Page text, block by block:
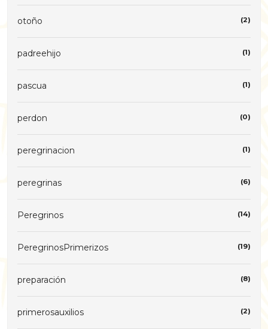
otoño (2)
padreehijo (1)
pascua (1)
perdon (0)
peregrinacion (1)
peregrinas (6)
Peregrinos (14)
PeregrinosPrimerizos (19)
preparación (8)
primerosauxilios (2)